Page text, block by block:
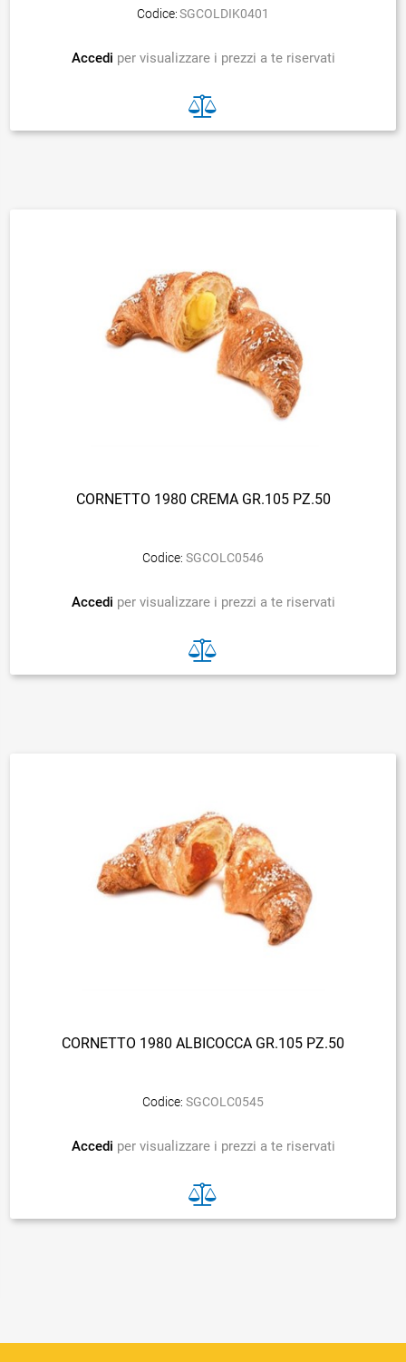
Codice: SGCOLDIK0401
Accedi per visualizzare i prezzi a te riservati
CORNETTO 1980 CREMA GR.105 PZ.50
Codice: SGCOLC0546
Accedi per visualizzare i prezzi a te riservati
CORNETTO 1980 ALBICOCCA GR.105 PZ.50
Codice: SGCOLC0545
Accedi per visualizzare i prezzi a te riservati